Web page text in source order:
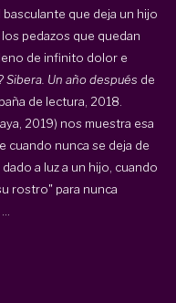
basculante que deja un hijo
pedazos que quedan
de infinito dolor e
Sibera. Un año después de
de lectura, 2018.
2019) nos muestra esa
cuando nunca se deja de
a luz a un hijo, cuando
rostro" para nunca